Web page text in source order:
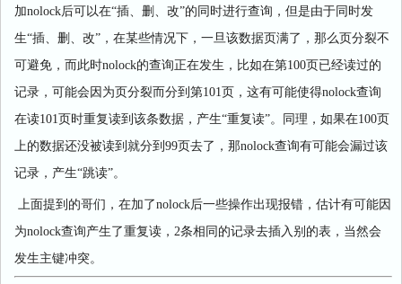
加nolock后可以在“插、删、改”的同时进行查询，但是由于同时发
生“插、删、改”，在某些情况下，一旦该数据页满了，那么页分裂不
可避免，而此时nolock的查询正在发生，比如在第100页已经读过的
记录，可能会因为页分裂而分到第101页，这有可能使得nolock查询
在读101页时重复读到该条数据，产生“重复读”。同理，如果在100页
上的数据还没被读到就分到 99页去了，那nolock查询有可能会漏过该
记录，产生“跳读”。
上面提到的哥们，在加了nolock后一些操作出现报错，估计有可能因
为nolock查询产生了重复读， 2条相同的记录去插入别的表，当然会
发生主键冲突。